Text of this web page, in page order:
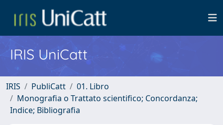
IRIS UniCatt
IRIS PubliCatt
01. Libro
Monografia o Trattato scientifico; Concordanza;
Indice; Bibliografia